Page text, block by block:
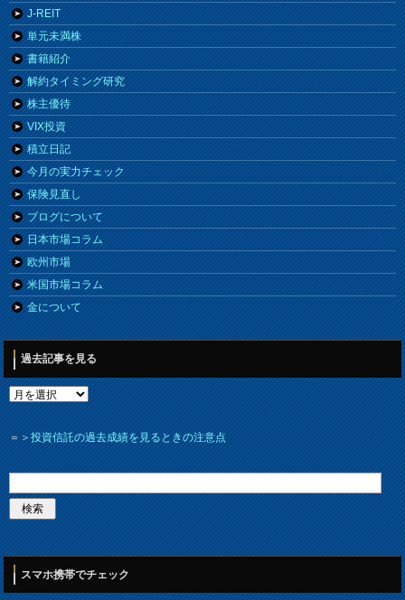
J-REIT
単元未満株
書籍紹介
解約タイミング研究
株主優待
VIX投資
積立日記
今月の実力チェック
保険見直し
ブログについて
日本市場コラム
欧州市場
米国市場コラム
金について
過去記事を見る
＝＞投資信託の過去成績を見るときの注意点
スマホ携帯でチェック